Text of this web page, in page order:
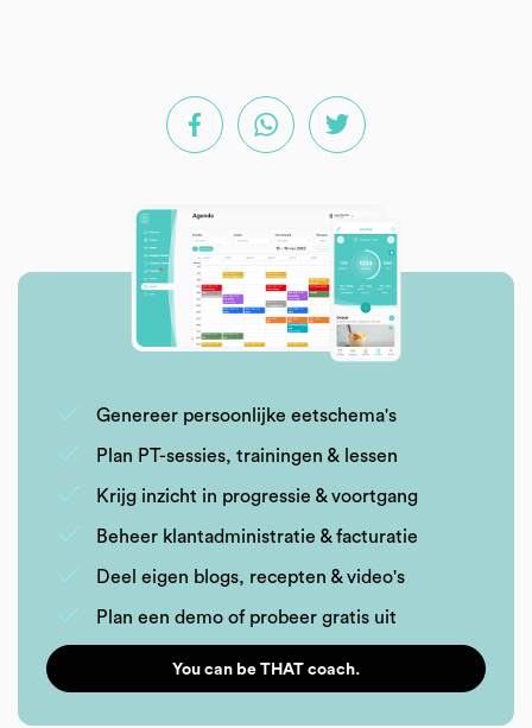
Genereer persoonlijke eetschema's
Plan PT-sessies, trainingen & lessen
Krijg inzicht in progressie & voortgang
Beheer klantadministratie & facturatie
Deel eigen blogs, recepten & video's
Plan een demo of probeer gratis uit
You can be THAT coach.